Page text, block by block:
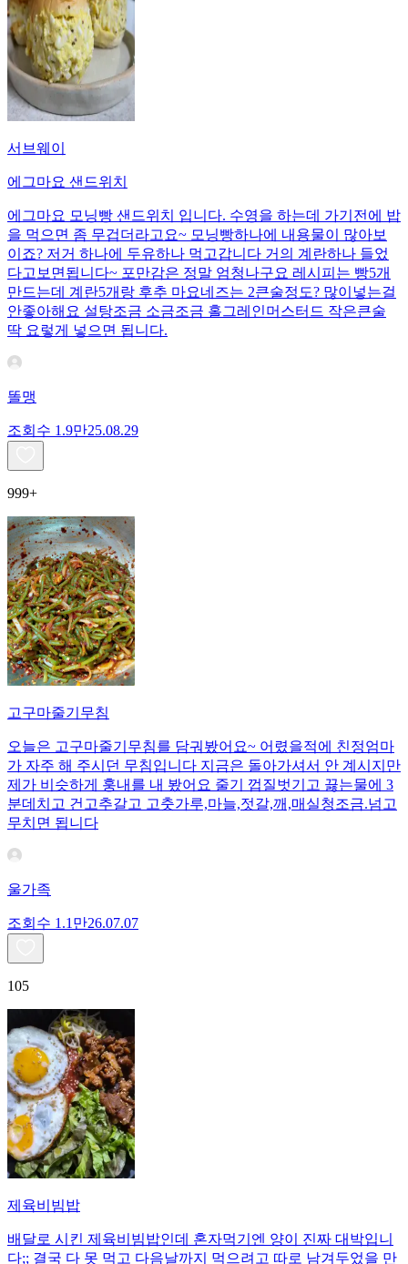
서브웨이
에그마요 샌드위치
에그마요 모닝빵 샌드위치 입니다. 수영을 하는데 가기전에 밥
을 먹으면 좀 무겁더라고요~ 모닝빵하나에 내용물이 많아보
이죠? 저거 하나에 두유하나 먹고갑니다 거의 계란하나 들었
다고보면됩니다~ 포만감은 정말 엄청나구요 레시피는 빵5개
만드는데 계란5개랑 후추 마요네즈는 2큰술정도? 많이넣는걸
안좋아해요 설탕조금 소금조금 홀그레인머스터드 작은큰술
딱 요렇게 넣으면 됩니다.
똘맹
조회수 1.9만25.08.29
999+
고구마줄기무침
오늘은 고구마줄기무침를 담궈봤어요~ 어렸을적에 친정엄마
가 자주 해 주시던 무침입니다 지금은 돌아가셔서 안 계시지만
제가 비슷하게 훙내를 내 봤어요 줄기 껍질벗기고 끓는물에 3
분데치고 건고추갈고 고춧가루,마늘,젓갈,깨,매실청조금.넘고
무치면 됩니다
울가족
조회수 1.1만26.07.07
105
제육비빔밥
배달로 시킨 제육비빔밥인데 혼자먹기엔 양이 진짜 대박입니
다;; 결국 다 못 먹고 다음날까지 먹으려고 따로 남겨두었을 만